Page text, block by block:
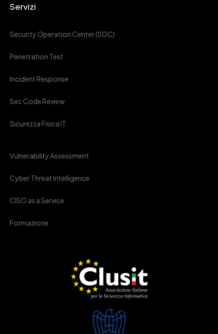
Servizi
Security Operation Center (SOC)
Penetration Test
Incident Response
Sec Code Review
Sicurezza Fisica IT
Vulnerability Assessment
Cyber Threat Intelligence
CISO as a Service
Formazione